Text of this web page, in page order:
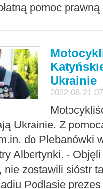
pomoc
Ukrainie
2022-06-21
Ukrainie. Z
do Plebanówki
Albertynki. -
zostawili sióstr
Podlasie